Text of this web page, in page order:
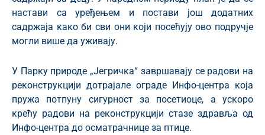
настави са уређењем и постави још додатних
садржаја како би сви они који посећују ово подручје
могли више да уживају.
У Парку природе „Јегричка“ завршавају се радови на
реконструкцији дотрајале ограде Инфо-центра која
пружа потпуну сигурност за посетиоце, а ускоро
крећу радови на реконструкцији стазе здравља од
Инфо-центра до осматрачнице за птице.